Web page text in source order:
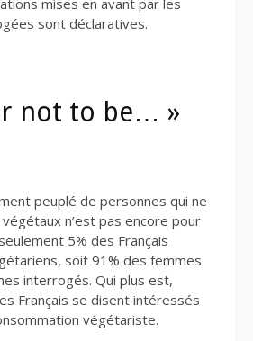
mises en avant par les
sont déclaratives.
not to be… »
peuplé de personnes qui ne
n’est pas encore pour
5% des Français
soit 91% des femmes
interrogés. Qui plus est,
Français se disent intéressés
végétariste.